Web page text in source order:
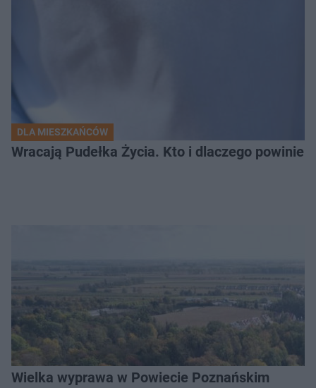
DLA MIESZKAŃCÓW
Wracają Pudełka Życia. Kto i dlaczego powinien
Wielka wyprawa w Powiecie Poznańskim